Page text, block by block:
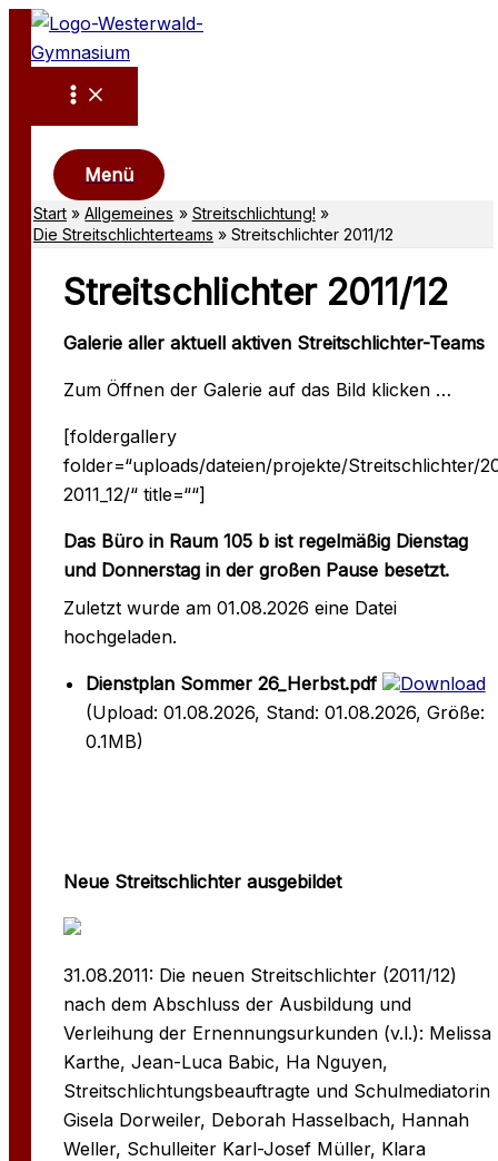
Zum
Inhalt
springen
Menü
Start Allgemeines
Streitschlichtung!
Die Streitschlichterteams
Streitschlichter 2011/12
Streitschlichter 2011/12
Galerie aller aktuell aktiven Streitschlichter-Teams
Zum Öffnen der Galerie auf das Bild klicken …
[foldergallery
folder=“uploads/dateien/projekte/Streitschlichter/
2011_12/“ title=““]
Das Büro in Raum 105 b ist regelmäßig Dienstag
und Donnerstag in der großen Pause besetzt.
Zuletzt wurde am 01.08.2026 eine Datei
hochgeladen.
Dienstplan Sommer 26_Herbst.pdf
Download
(Upload: 01.08.2026, Stand: 01.08.2026, Größe:
0.1MB)
Neue Streitschlichter ausgebildet
31.08.2011: Die neuen Streitschlichter (2011/12)
nach dem Abschluss der Ausbildung und
Verleihung der Ernennungsurkunden (v.l.): Melissa
Karthe, Jean-Luca Babic, Ha Nguyen,
Streitschlichtungsbeauftragte und Schulmediatorin
Gisela Dorweiler, Deborah Hasselbach, Hannah
Weller, Schulleiter Karl-Josef Müller, Klara